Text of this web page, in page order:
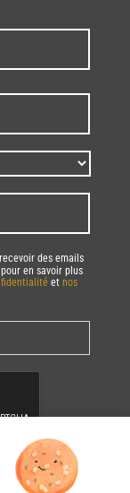
Nom
des emails
en savoir plus
et nos